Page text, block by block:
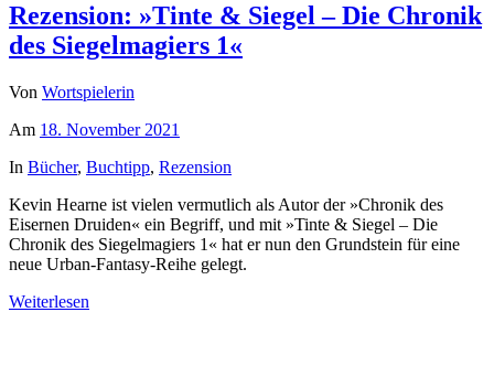
Rezension: »Tinte & Siegel – Die Chronik
des Siegelmagiers 1«
Von Wortspielerin
Am 18. November 2021
In Bücher, Buchtipp, Rezension
Kevin Hearne ist vielen vermutlich als Autor der »Chronik des
Eisernen Druiden« ein Begriff, und mit »Tinte & Siegel – Die
Chronik des Siegelmagiers 1« hat er nun den Grundstein für eine
neue Urban-Fantasy-Reihe gelegt.
Weiterlesen